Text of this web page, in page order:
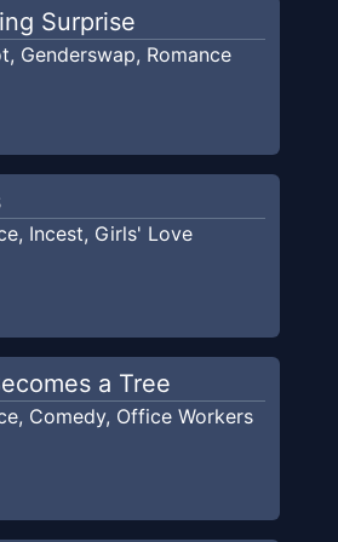
Surprise
, Genderswap, Romance
, Incest, Girls' Love
a Tree
, Comedy, Office Workers